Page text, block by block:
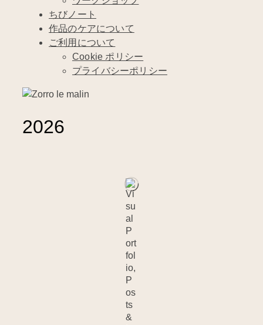
ちびノート
作品のケアについて
ご利用について
Cookie ポリシー
プライバシーポリシー
2026